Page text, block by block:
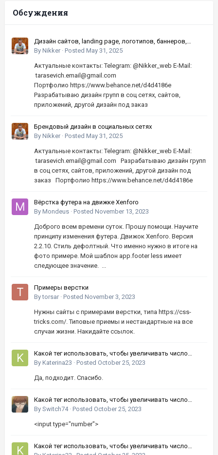
Обсуждения
Дизайн сайтов, landing page, логотипов, баннеров,
шапок | Высокое качество, по хорошей цене
By Nikker · Posted May 31, 2025
Актуальные контакты: Telegram: @Nikker_web E-Mail:
tarasevich.email@gmail.com
Портфолио https://www.behance.net/d4d4186e
Разрабатываю дизайн групп в соц сетях, сайтов,
приложений, другой дизайн под заказ
Брендовый дизайн в социальных сетях
By Nikker · Posted May 31, 2025
Актуальные контакты: Telegram: @Nikker_web E-Mail:
tarasevich.email@gmail.com Разрабатываю дизайн групп
в соц сетях, сайтов, приложений, другой дизайн под
заказ Портфолио https://www.behance.net/d4d4186e
Вёрстка футера на движке Xenforo
By Mondeus · Posted November 13, 2023
Доброго всем времени суток. Прошу помощи. Научите
принципу изменения футера. Движок Xenforo. Версия
2.2.10. Стиль дефолтный. Что именно нужно в итоге на
фото примере. Мой шаблон app.footer less имеет
следующее значение. ...
Примеры верстки
Bytorsar · Posted November 3, 2023
Нужны сайты с примерами верстки, типа https://css-
tricks.com/. Типовые приемы и нестандартные на все
случаи жизни. Накидайте ссылок.
Какой тег использовать, чтобы увеличивать число
кнопками вверх-вниз?
By Katerina23 · Posted October 25, 2023
Да, подходит. Спасибо.
Какой тег использовать, чтобы увеличивать число
кнопками вверх-вниз?
By Switch74· Posted October 25, 2023
<input type="number">
Какой тег использовать, чтобы увеличивать число